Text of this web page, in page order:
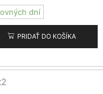
dní
PRIDAŤ DO KOŠÍKA